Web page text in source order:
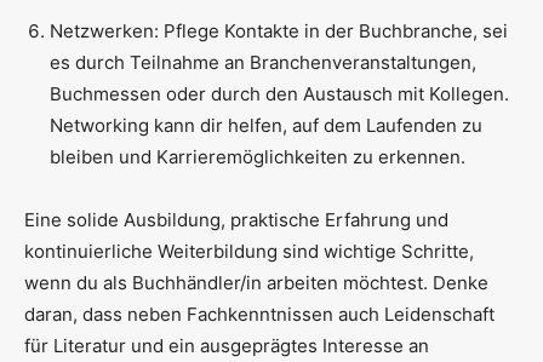
Netzwerken: Pflege Kontakte in der Buchbranche, sei
es durch Teilnahme an Branchenveranstaltungen,
Buchmessen oder durch den Austausch mit Kollegen.
Networking kann dir helfen, auf dem Laufenden zu
bleiben und Karrieremöglichkeiten zu erkennen.
Eine solide Ausbildung, praktische Erfahrung und
kontinuierliche Weiterbildung sind wichtige Schritte,
wenn du als Buchhändler/in arbeiten möchtest. Denke
daran, dass neben Fachkenntnissen auch Leidenschaft
für Literatur und ein ausgeprägtes Interesse an